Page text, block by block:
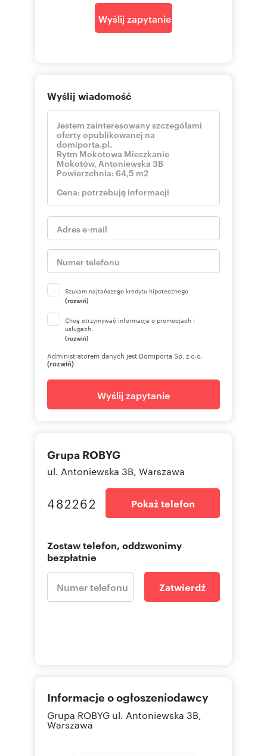
Wyślij zapytanie
Wyślij wiadomość
Szukam najtańszego kredytu hipotecznego
(rozwiń)
Chcę otrzymywać informacje o promocjach i
usługach.
(rozwiń)
Administratorem danych jest Domiporta Sp. z o.o.
(rozwiń)
Wyślij zapytanie
Grupa ROBYG
ul. Antoniewska 3B, Warszawa
482262 Pokaż telefon
Zostaw telefon, oddzwonimy
bezpłatnie
Zatwierdź
Informacje o ogłoszeniodawcy
Grupa ROBYG ul. Antoniewska 3B,
Warszawa